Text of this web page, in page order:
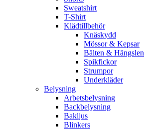
Sweatshirt
T-Shirt
Klädtillbehör
Knäskydd
Mössor & Kepsar
Bälten & Hängslen
Spikfickor
Strumpor
Underkläder
Belysning
Arbetsbelysning
Backbelysning
Bakljus
Blinkers